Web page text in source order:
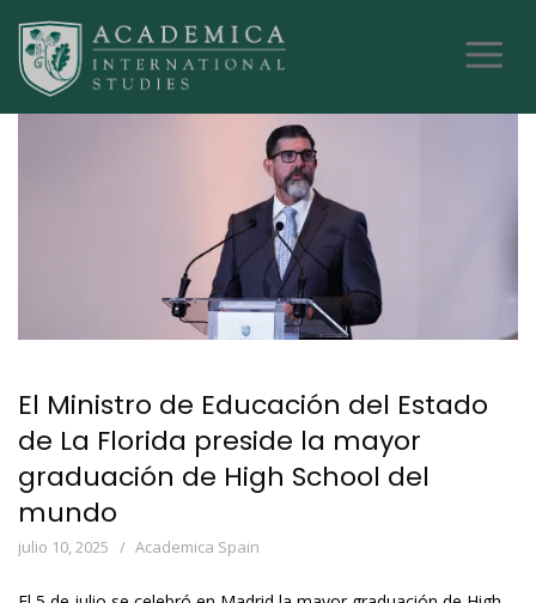
El Ministro de Educación del Estado
de La Florida preside la mayor
graduación de High School del
mundo
julio 10, 2025 Academica Spain